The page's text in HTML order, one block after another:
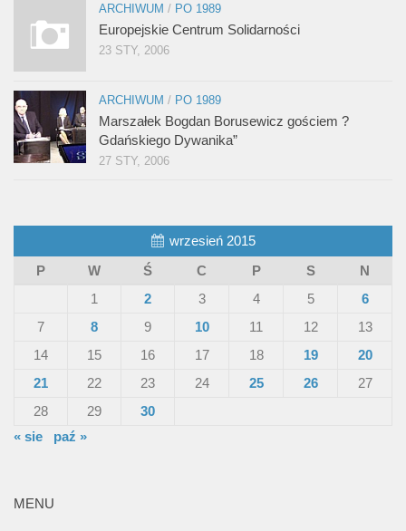
ARCHIWUM / PO 1989
Europejskie Centrum Solidarności
23 STY, 2006
ARCHIWUM / PO 1989
Marszałek Bogdan Borusewicz gościem ?
Gdańskiego Dywanika”
27 STY, 2006
wrzesień 2015
P
W Ś C P S
N
1
2 3 4 5
6
7
8 9 10 11 12
13
14
15 16 17 18 19
20
21
22 23 24 25 26
27
28
29
30
« sie
paź »
MENU